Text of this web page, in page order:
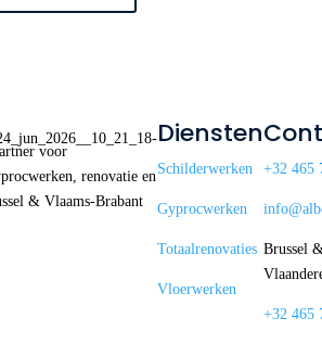
voor
renovatie en
& Vlaams-Brabant
Diensten
Schilderwerken
Gyprocwerken
Totaalrenovaties
Vloerwerken
+32 465
Brussel
+32 465